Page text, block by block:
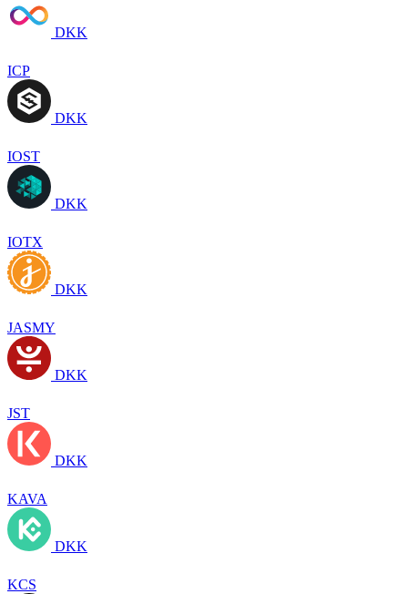
DKK
ICP
DKK
IOST
DKK
IOTX
DKK
JASMY
DKK
JST
DKK
KAVA
DKK
KCS